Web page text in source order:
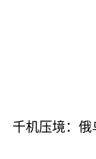
千机压境：